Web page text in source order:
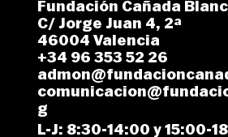
Fundación Cañada
C/ Jorge Juan 4, 2ª
46004 Valencia
+34 96 353 52 26
g
L-J: 8:30-14:00 y 15:00-